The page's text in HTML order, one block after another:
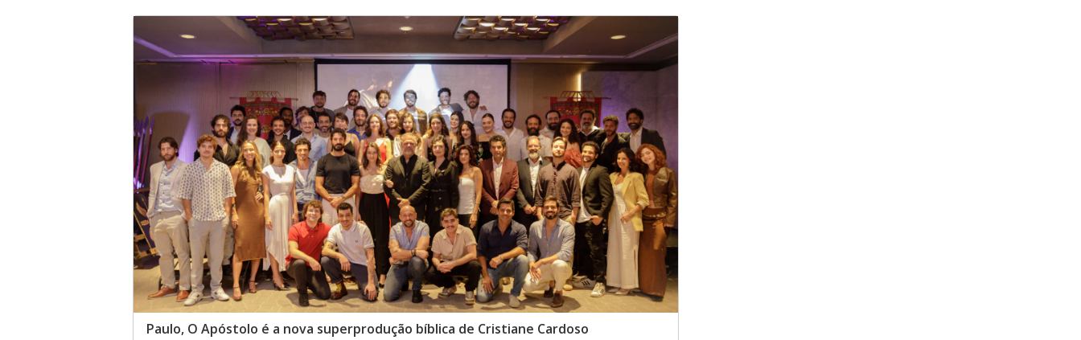
Paulo, O Apóstolo é a nova superprodução bíblica de Cristiane Cardoso